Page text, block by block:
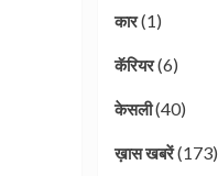
कार(1)
कॅरियर(6)
केसली(40)
ख़ास खबरें(173)